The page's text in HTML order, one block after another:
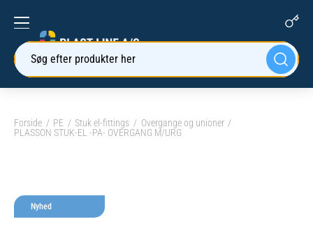
Søg efter produkter her
Forside PE Stuk el-fittings
Overgange og unioner
PLASSON STUK-EL -PA- OVERGANG M/URG
Nyhed